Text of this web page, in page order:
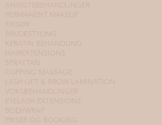
ANSIGTSBEHANDLINGER
PERMANENT MAKEUP
FRISØR
BRUDESTYLING
KERATIN BEHANDLING
HAIREXTENSIONS
SPRAYTAN
CUPPING MASSAGE
LASH LIFT & BROW LAMINATION
VOKSBEHANDLINGER
EYELASH EXTENSIONS
BODYWRAP
PRISER OG BOOKING